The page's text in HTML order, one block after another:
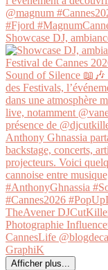
Showcase DJ,
Afficher plus...